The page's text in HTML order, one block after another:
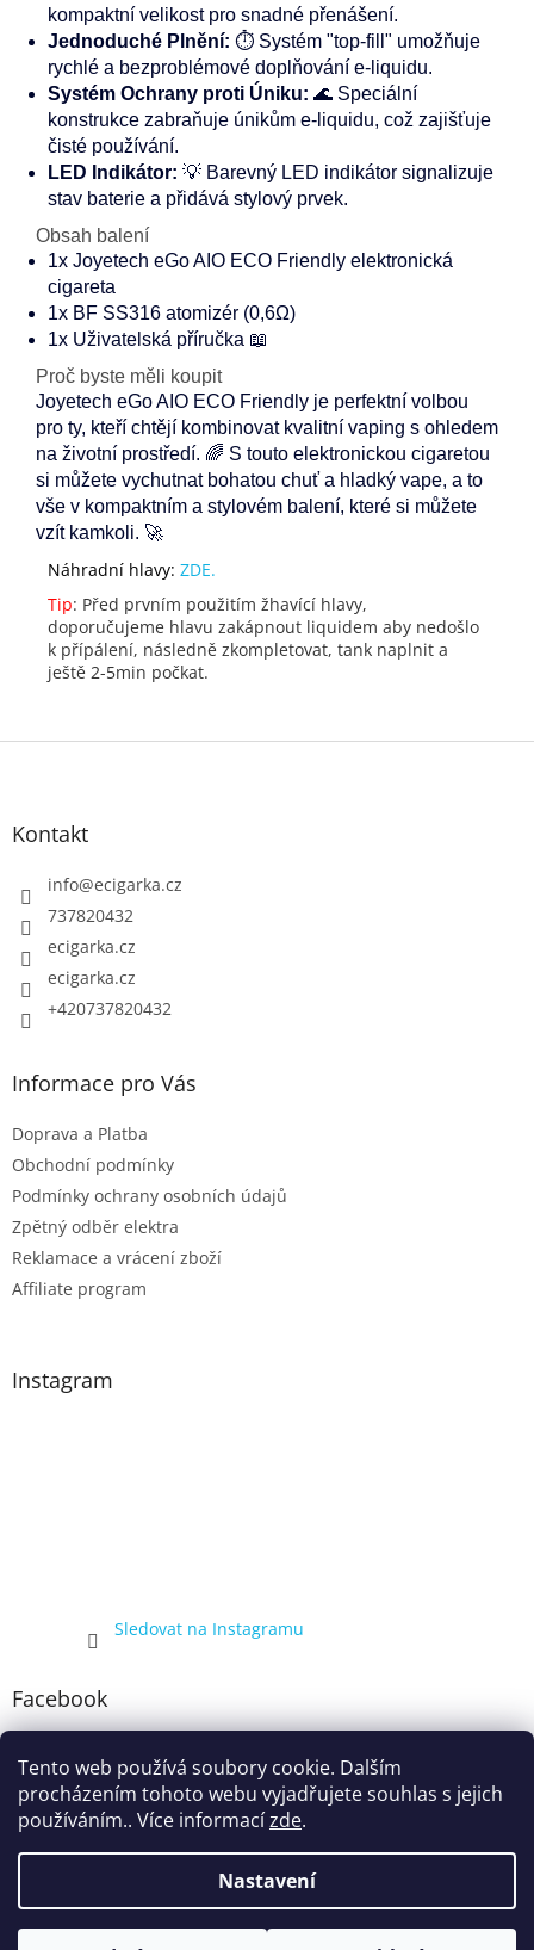
Tento web používá soubory cookie. Dalším
procházením tohoto webu vyjadřujete souhlas s jejich
používáním.. Více informacízde.
Nastavení
kompaktní velikost pro snadné přenášení.
Jednoduché Plnění: ⏱️ Systém "top-fill" umožňuje
rychlé a bezproblémové doplňování e-liquidu.
Systém Ochrany proti Úniku: 🌊 Speciální
konstrukce zabraňuje únikům e-liquidu, což zajišťuje
čisté používání.
LED Indikátor: 💡 Barevný LED indikátor signalizuje
stav baterie a přidává stylový prvek.
Obsah balení
1x Joyetech eGo AIO ECO Friendly elektronická
cigareta
1x BF SS316 atomizér (0,6Ω)
1x Uživatelská příručka 📖
Proč byste měli koupit
Joyetech eGo AIO ECO Friendly je perfektní volbou
pro ty, kteří chtějí kombinovat kvalitní vaping s ohledem
na životní prostředí. 🌈 S touto elektronickou cigaretou
si můžete vychutnat bohatou chuť a hladký vape, a to
vše v kompaktním a stylovém balení, které si můžete
vzít kamkoli. 🚀
Náhradní hlavy: ZDE.
Tip: Před prvním použitím žhavící hlavy,
doporučujeme hlavu zakápnout liquidem aby nedošlo
k přípálení, následně zkompletovat, tank naplnit a
ještě 2-5min počkat.
Kontakt
info@ecigarka.cz
737820432
ecigarka.cz
ecigarka.cz
+420737820432
Informace pro Vás
Doprava a Platba
Obchodní podmínky
Podmínky ochrany osobních údajů
Zpětný odběr elektra
Reklamace a vrácení zboží
Affiliate program
Instagram
Sledovat na Instagramu
Facebook
Vytvořil Shoptet